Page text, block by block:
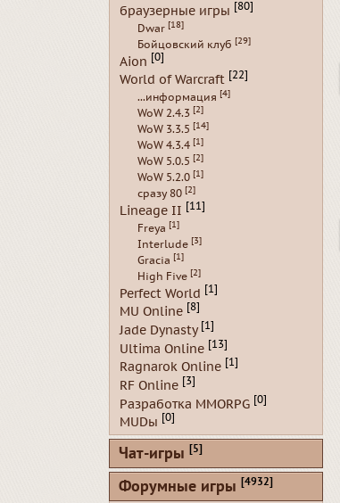
браузерные игры [80]
Dwar [18]
Бойцовский клуб [29]
Aion [0]
World of Warcraft [22]
...информация [4]
WoW 2.4.3 [2]
WoW 3.3.5 [14]
WoW 4.3.4 [1]
WoW 5.0.5 [2]
WoW 5.2.0 [1]
сразу 80 [2]
Lineage II [11]
Freya [1]
Interlude [3]
Gracia [1]
High Five [2]
Perfect World [1]
MU Online [8]
Jade Dynasty [1]
Ultima Online [13]
Ragnarok Online [1]
RF Online [3]
Разработка MMORPG [0]
MUDы [0]
Чат-игры [5]
Форумные игры [4932]